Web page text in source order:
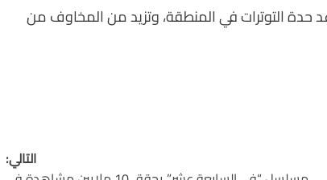
حدة التوترات في المنطقة، وتزيد من المخاوف من
التالي: